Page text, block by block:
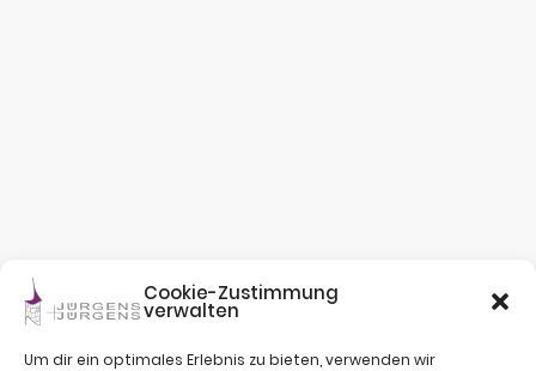
Cookie-Zustimmung
verwalten
Um dir ein optimales Erlebnis zu bieten, verwenden wir